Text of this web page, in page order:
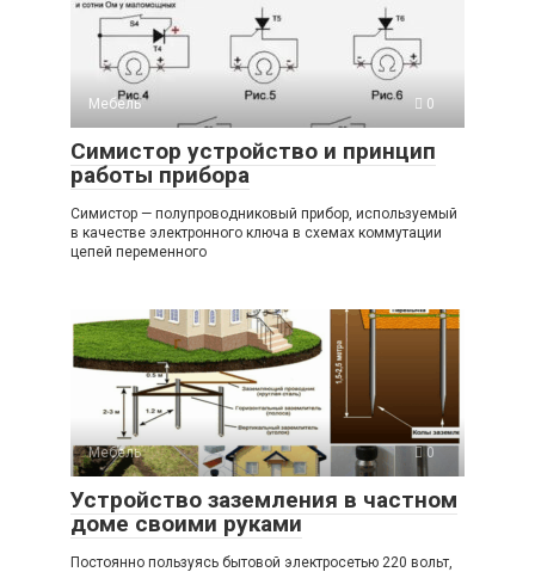
Мебель 0
Симистор устройство и принцип
работы прибора
Симистор — полупроводниковый прибор, используемый
в качестве электронного ключа в схемах коммутации
цепей переменного
Мебель 0
Устройство заземления в частном
доме своими руками
Постоянно пользуясь бытовой электросетью 220 вольт,